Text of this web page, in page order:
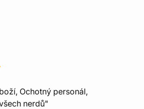
Ochotný personál,
nerdů"